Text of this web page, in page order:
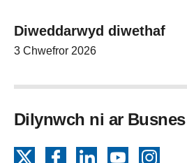
Diweddarwyd diwethaf
3 Chwefror 2026
Dilynwch ni ar
FacebookLinkedInYouTube